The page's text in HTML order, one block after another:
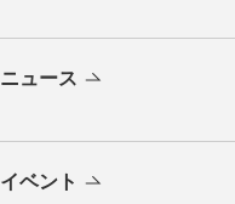
ニュース
イベント